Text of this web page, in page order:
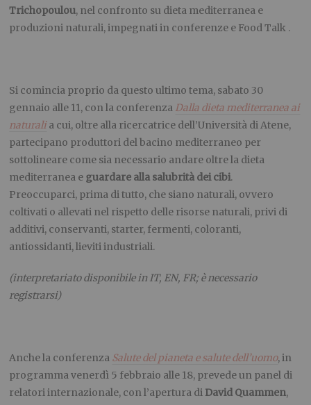
Trichopoulou, nel confronto su dieta mediterranea e
produzioni naturali, impegnati in conferenze e Food Talk .
Si comincia proprio da questo ultimo tema, sabato 30
gennaio alle 11, con la conferenza Dalla dieta mediterranea ai
naturalia cui, oltre alla ricercatrice dell’Università di Atene,
partecipano produttori del bacino mediterraneo per
sottolineare come sia necessario andare oltre la dieta
mediterranea e guardare alla salubrità dei cibi.
Preoccuparci, prima di tutto, che siano naturali, ovvero
coltivati o allevati nel rispetto delle risorse naturali, privi di
additivi, conservanti, starter, fermenti, coloranti,
antiossidanti, lieviti industriali.
(interpretariato disponibile in IT, EN, FR; è necessario
registrarsi)
Anche la conferenza Salute del pianeta e salute dell’uomo, in
programma venerdì 5 febbraio alle 18, prevede un panel di
relatori internazionale, con l’apertura di David Quammen,